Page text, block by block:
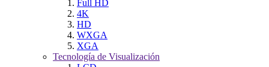
Full HD
4K
HD
WXGA
XGA
Tecnología de Visualización